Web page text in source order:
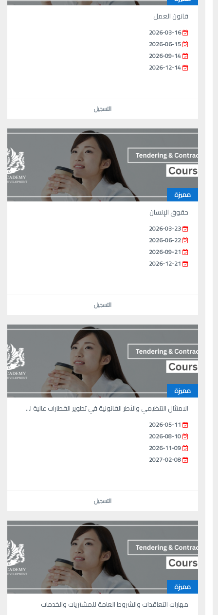
قانون العمل
2026-03-16
2026-06-15
2026-09-14
2026-12-14
التسجيل
مميزة
حقوق الإنسان
2026-03-23
2026-06-22
2026-09-21
2026-12-21
التسجيل
مميزة
الامتثال التنظيمي والأطر القانونية في تطوير القطارات عالية ا...
2026-05-11
2026-08-10
2026-11-09
2027-02-08
التسجيل
مميزة
مهارات التعاقدات والشروط العامة للمشتريات والخدمات